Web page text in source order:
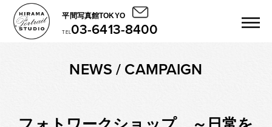
平間写真館TOKYO
TEL03-6413-8400
NEWS / CAMPAIGN